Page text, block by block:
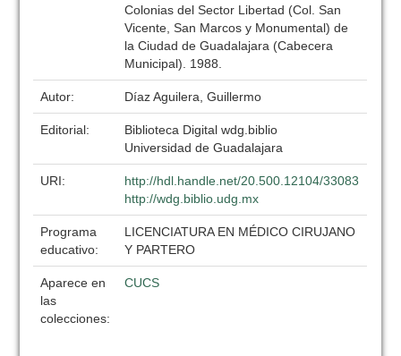
Colonias del Sector Libertad (Col. San
Vicente, San Marcos y Monumental) de
la Ciudad de Guadalajara (Cabecera
Municipal). 1988.
Autor: Díaz Aguilera, Guillermo
Editorial:
Biblioteca Digital wdg.biblio
Universidad de Guadalajara
URI:
http://hdl.handle.net/20.500.12104/33083
http://wdg.biblio.udg.mx
Programa
educativo:
LICENCIATURA EN MÉDICO CIRUJANO
Y PARTERO
Aparece en
las
colecciones:
CUCS